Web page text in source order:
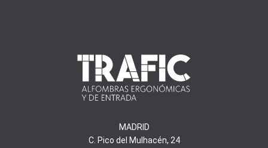
MADRID
C. Pico del Mulhacén, 24